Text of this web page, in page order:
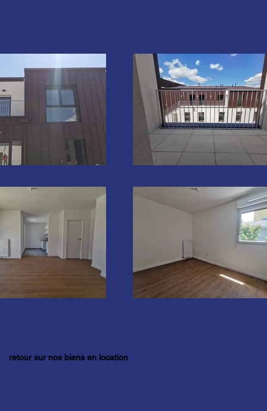
retour sur nos biens en location